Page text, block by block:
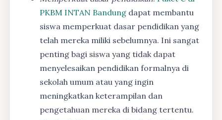
PKBM INTAN Bandung dapat membantu
siswa memperkuat dasar pendidikan yang
telah mereka miliki sebelumnya. Ini sangat
penting bagi siswa yang tidak dapat
menyelesaikan pendidikan formalnya di
sekolah umum atau yang ingin
meningkatkan keterampilan dan
pengetahuan mereka di bidang tertentu.